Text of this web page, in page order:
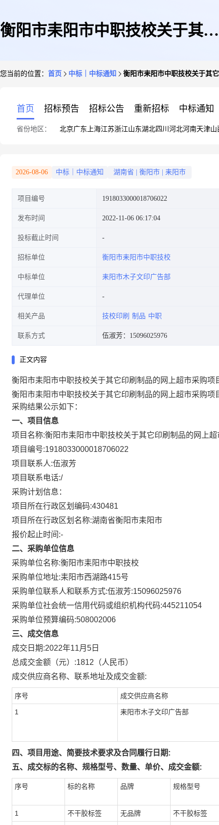
衡阳市耒阳市中职技校关于其它
您当前的位置： 首页 中标｜中标通知 衡阳市耒阳市中职技校关于其
首页 招标预告 招标公告 重新招标 中标通知
省份地区： 北京广东 上海江苏浙江山东湖北四川 河北河南天津山
2026-08-06 中标｜中标通知 湖南省 衡阳市 耒阳市
项目编号 1918033000018706022
发布时间 2022-11-06 06:17:04
投标截止时间
招标单位 衡阳市耒阳市中职技校
中标单位 耒阳市木子文印广告部
代理单位
相关产品 技校印刷 制品 中职
联系方式 伍淑芳：15096025976
正文内容
衡阳市耒阳市中职技校关于其它印刷制品的网上超市采购项
衡阳市耒阳市中职技校关于其它印刷制品的网上超市采购项
采购结果公示如下：
一、项目信息
项目名称:衡阳市耒阳市中职技校关于其它印刷制品的网上
项目编号:1918033000018706022
项目联系人:伍淑芳
项目联系电话:/
采购计划信息：
项目所在行政区划编码:430481
项目所在行政区划名称:湖南省衡阳市耒阳市
报价起止时间:-
二、采购单位信息
采购单位名称:衡阳市耒阳市中职技校
采购单位地址:耒阳市西湖路415号
采购单位联系人和联系方式:伍淑芳:15096025976
采购单位社会统一信用代码或组织机构代码:445211054
采购单位预算编码:508002006
三、成交信息
成交日期:2022年11月5日
总成交金额（元）:1812 （人民币）
成交供应商名称、联系地址及成交金额:
序号 成交供应商名称
1 耒阳市木子文印广告部
四、项目用途、简要技术要求及合同履行日期:
五、成交标的名称、规格型号、数量、单价、成交金额:
序号 标的名称 品牌 规格型号
1 不干胶标签 无品牌 不干胶标签